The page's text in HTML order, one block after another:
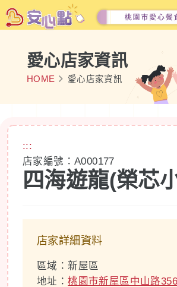
愛心店家資訊
HOME 愛心店家資訊
:::
店家編號：A000177
四海遊龍(榮芯
店家詳細資料
區域：新屋區
地址：桃園市新屋區中山路